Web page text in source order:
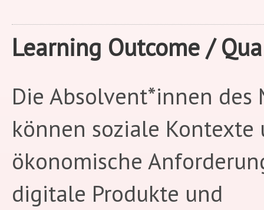
Learning Outcome /
Die Absolvent*innen des
können soziale Kontexte
ökonomische
digitale Produkte und